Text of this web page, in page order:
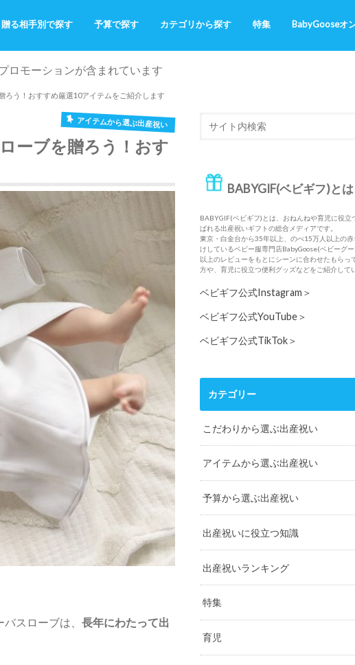
贈る相手別で探す 予算で探す カテゴリから探す 特集 BabyGooseオ
ロモーションが含まれています
ろう！おすすめ厳選10アイテムをご紹介します
アイテムから選ぶ出産祝い
ーブを贈ろう！おす
スローブは、 長年にわたって出
BABYGIF(ベビギフ)とは
BABYGIF(ベビギフ)とは、おねんねや育児に役立
ばれる出産祝いギフトの総合メディアです。
東京・白金台から35年以上、のべ15万人以上の
けしているベビー服専門店BabyGoose(ベビーグ
以上のレビューをもとにシーンに合わせたもらっ
方や、育児に役立つ便利グッズなどをご紹介して
ベビギフ公式Instagram＞
ベビギフ公式YouTube＞
ベビギフ公式TikTok＞
カテゴリー
こだわりから選ぶ出産祝い
アイテムから選ぶ出産祝い
予算から選ぶ出産祝い
出産祝いに役立つ知識
出産祝いランキング
特集
育児